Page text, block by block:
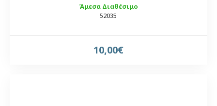
Άμεσα Διαθέσιμο
52035
10,00€